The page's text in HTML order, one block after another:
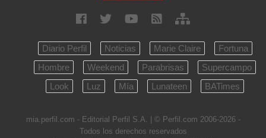
Diario Perfil Noticias Marie Claire
Fortuna
Hombre
Weekend Parabrisas
Supercampo
Look
Luz Mía Lunateen BATimes
mia.perfil.com - Editorial Perfil S.A. | © Perfil.com 2006-2026 -
Todos los derechos reservados